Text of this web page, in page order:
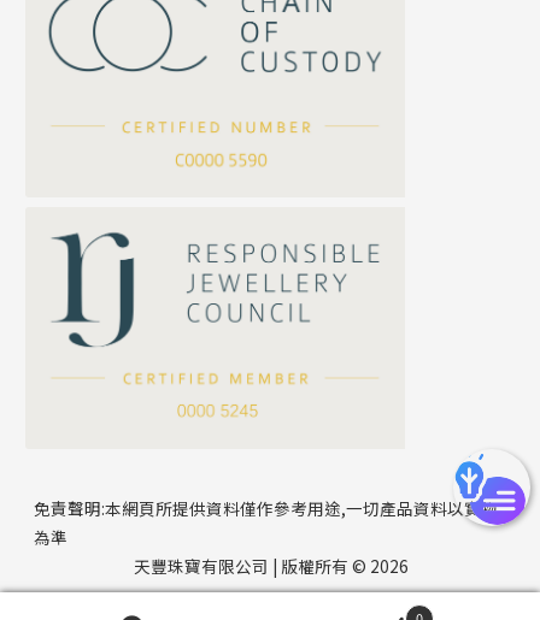
公司名稱
聯絡電話
珍珠鏈系列
坦克鏈系列
滿天星鏈系列
方假繩鏈系列
免責聲明:本網頁所提供資料僅作參考用途,一切產品資料以實物
為準
天豐珠寶有限公司 | 版權所有 © 2026